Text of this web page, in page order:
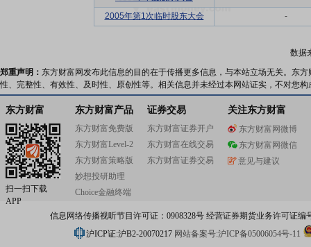
2005年第1次临时股东大会
-
数据
郑重声明： 东方财富网发布此信息的目的在于传播更多信息，与本站立场无关。东
性、完整性、有效性、及时性、原创性等。相关信息并未经过本网站证实，不对您
东方财富
扫一扫下载
APP
东方财富产品
东方财富免费版
东方财富Level-2
东方财富策略版
妙想投研助理
Choice金融终端
证券交易
东方财富证券开户
东方财富在线交易
东方财富证券交易
关注东方财富
东方财富网微博
东方财富网微信
意见与建议
信息网络传播视听节目许可证：0908328号 经营证券期货业务许可证编
沪ICP证:沪B2-20070217 网站备案号:沪ICP备05006054号-11